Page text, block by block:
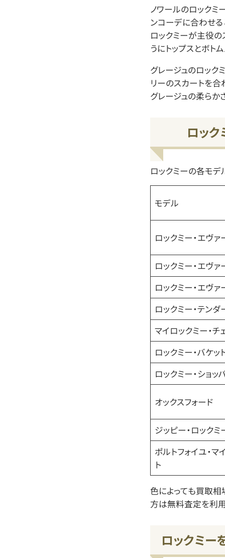
ノワールのロックミ
ンコーデに合わせ
ロックミーが主役の
うにトップスとボト
グレージュのロック
リーのスカートを合
グレージュの柔らか
ロッ
ロックミーの各モ
モデル
ロックミー・エヴ
ロックミー・エヴ
ロックミー・エヴ
ロックミー・テンダ
マイロックミー・チ
ロックミー・バケッ
ロックミー・ショッ
オックスフォード
ジッピー・ロックミ
ポルトフォイユ・
ト
色によっても買取
方は無料査定を利用
ロックミー